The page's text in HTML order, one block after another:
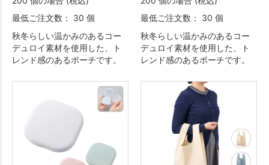
最低ご注文数： 30 個
秋冬らしい温かみのあるコー
デュロイ素材を使用した、ト
レンド感のあるポーチです。
最低ご注文数： 30 個
秋冬らしい温かみのあるコー
デュロイ素材を使用した、ト
レンド感のあるポーチです。